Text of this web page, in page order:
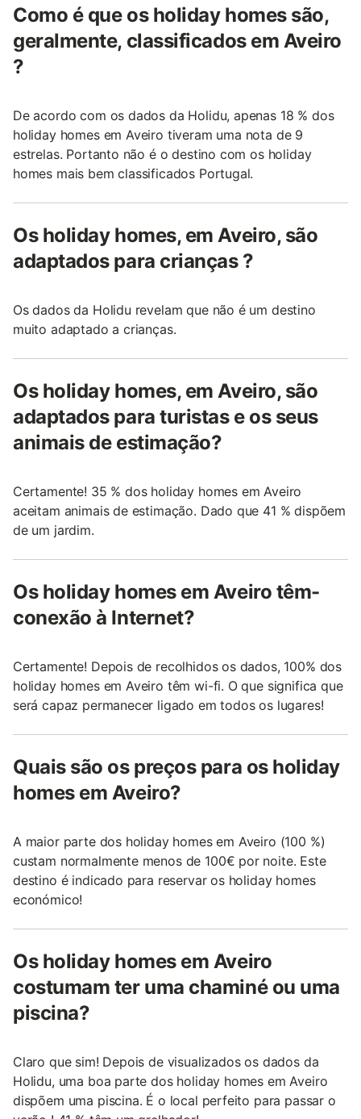
Como é que os holiday homes são,
geralmente, classificados em Aveiro
?
De acordo com os dados da Holidu, apenas 18 % dos
holiday homes em Aveiro tiveram uma nota de 9
estrelas. Portanto não é o destino com os holiday
homes mais bem classificados Portugal.
Os holiday homes, em Aveiro, são
adaptados para crianças ?
Os dados da Holidu revelam que não é um destino
muito adaptado a crianças.
Os holiday homes, em Aveiro, são
adaptados para turistas e os seus
animais de estimação?
Certamente! 35 % dos holiday homes em Aveiro
aceitam animais de estimação. Dado que 41 % dispõem
de um jardim.
Os holiday homes em Aveiro têm-
conexão à Internet?
Certamente! Depois de recolhidos os dados, 100% dos
holiday homes em Aveiro têm wi-fi. O que significa que
será capaz permanecer ligado em todos os lugares!
Quais são os preços para os holiday
homes em Aveiro?
A maior parte dos holiday homes em Aveiro (100 %)
custam normalmente menos de 100€ por noite. Este
destino é indicado para reservar os holiday homes
económico!
Os holiday homes em Aveiro
costumam ter uma chaminé ou uma
piscina?
Claro que sim! Depois de visualizados os dados da
Holidu, uma boa parte dos holiday homes em Aveiro
dispõem uma piscina. É o local perfeito para passar o